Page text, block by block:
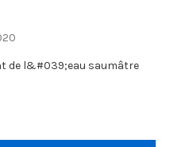
de l&#039;eau saumâtre